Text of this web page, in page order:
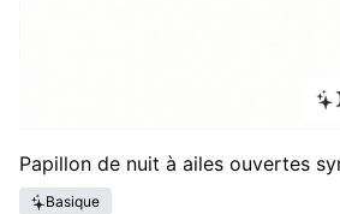
Papillon de nuit à ailes ouvertes
Basique